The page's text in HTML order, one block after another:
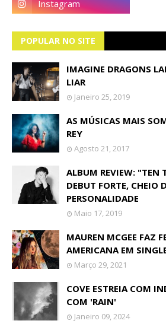
POPULAR NO SITE
IMAGINE DRAGONS
LIAR
Janeiro 25, 2019
AS MÚSICAS MAIS
REY
Agosto 21, 2017
ALBUM REVIEW: "TEN
DEBUT FORTE, CHEIO
PERSONALIDADE
Maio 17, 2019
MAUREN MCGEE FAZ
AMERICANA EM
Março 29, 2021
COVE ESTREIA COM
COM 'RAIN'
Janeiro 09, 2024